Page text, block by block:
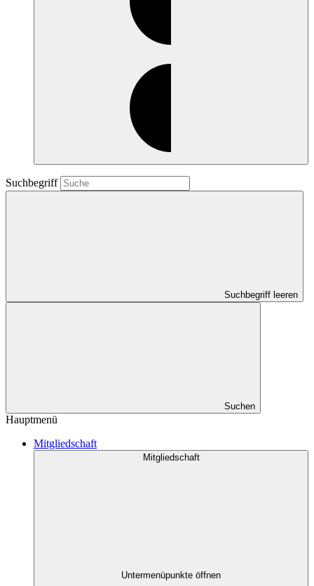
Suchbegriff
Suchbegriff leeren
Suchen
Hauptmenü
Mitgliedschaft
Mitgliedschaft
Untermenüpunkte öffnen